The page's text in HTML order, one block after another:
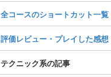
全コースのショートカット一覧
評価レビュー・プレイした感想
テクニック系の記事